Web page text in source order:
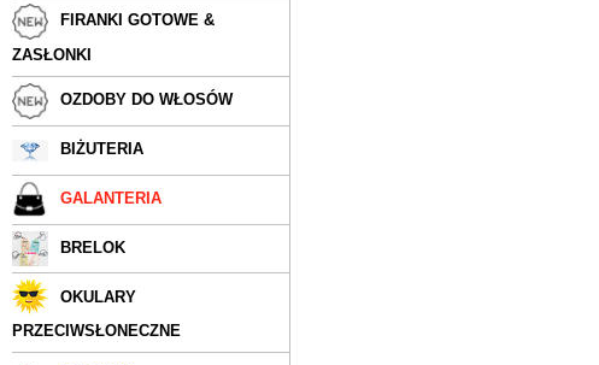
FIRANKI GOTOWE &
ZASŁONKI
OZDOBY DO WŁOSÓW
BIŻUTERIA
GALANTERIA
BRELOK
OKULARY
PRZECIWSŁONECZNE